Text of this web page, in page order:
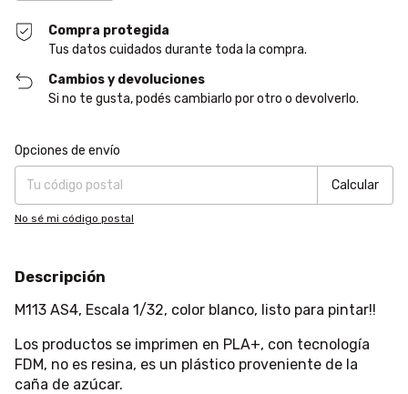
Compra protegida
Tus datos cuidados durante toda la compra.
Cambios y devoluciones
Si no te gusta, podés cambiarlo por otro o devolverlo.
Entregas para el CP:
Opciones de envío
Calcular
No sé mi código postal
Descripción
M113 AS4, Escala 1/32, color blanco, listo para pintar!!
Los productos se imprimen en PLA+, con tecnología
FDM, no es resina, es un plástico proveniente de la
caña de azúcar.